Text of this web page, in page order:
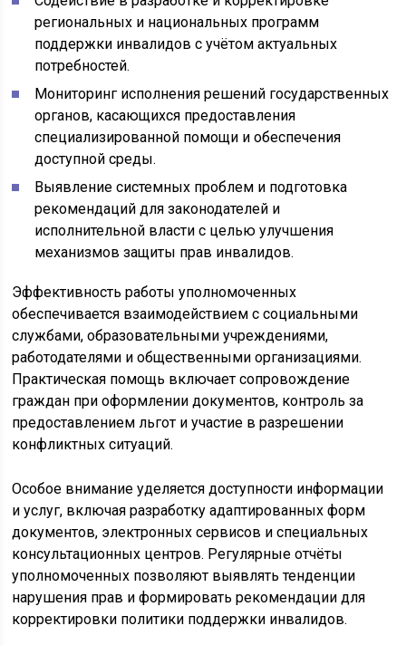
региональных и национальных программ
поддержки инвалидов с учётом актуальных
потребностей.
Мониторинг исполнения решений государственных
органов, касающихся предоставления
специализированной помощи и обеспечения
доступной среды.
Выявление системных проблем и подготовка
рекомендаций для законодателей и
исполнительной власти с целью улучшения
механизмов защиты прав инвалидов.
Эффективность работы уполномоченных
обеспечивается взаимодействием с социальными
службами, образовательными учреждениями,
работодателями и общественными организациями.
Практическая помощь включает сопровождение
граждан при оформлении документов, контроль за
предоставлением льгот и участие в разрешении
конфликтных ситуаций.
Особое внимание уделяется доступности информации
и услуг, включая разработку адаптированных форм
документов, электронных сервисов и специальных
консультационных центров. Регулярные отчёты
уполномоченных позволяют выявлять тенденции
нарушения прав и формировать рекомендации для
корректировки политики поддержки инвалидов.